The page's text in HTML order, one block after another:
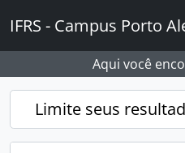
IFRS - Campus Porto
Aqui você
Limite seus